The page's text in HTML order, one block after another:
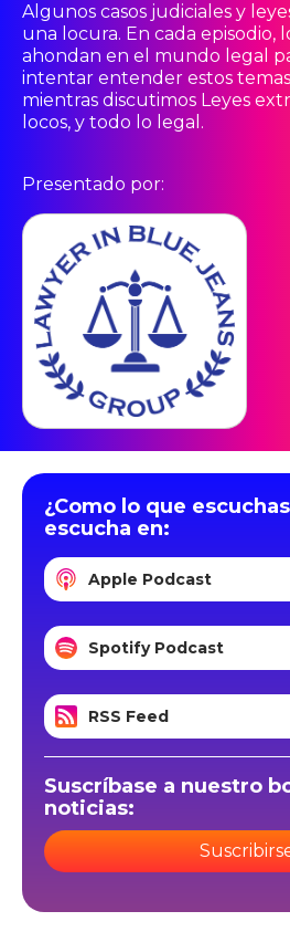
Algunos casos judiciales y
una locura. En cada episodio,
ahondan en el mundo legal
intentar entender estos
mientras discutimos Leyes
locos, y todo lo legal.
Presentado por:
¿Como lo que
escucha en:
Apple Podcast
Spotify Podcast
RSS Feed
Suscríbase a nuestro
noticias: